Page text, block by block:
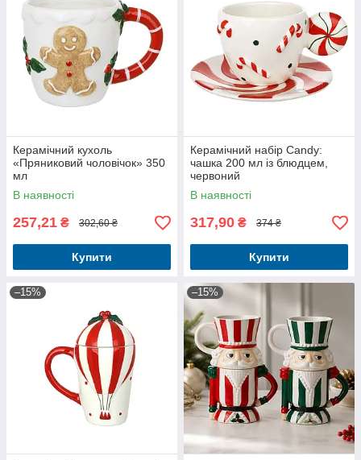
Керамічний кухоль
«Пряниковий чоловічок» 350
мл
В наявності
257,21 ₴ 302,60 ₴
Купити
Керамічний набір Candy:
чашка 200 мл із блюдцем,
червоний
В наявності
317,90 ₴ 374 ₴
Купити
–15% –15%